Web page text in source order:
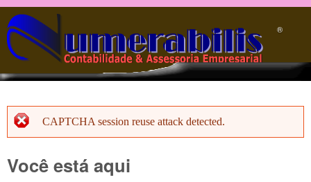
Pular para o conteúdo principal
®️
Menssagem de erro
CAPTCHA session reuse attack detected.
Você está aqui